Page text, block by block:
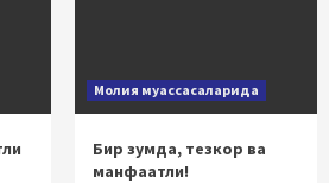
Молия муассасаларида
Бир зумда, тезкор ва
манфаатли!